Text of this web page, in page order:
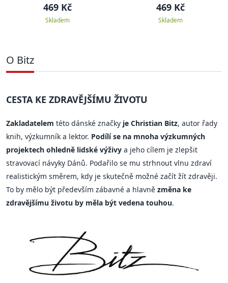
469 Kč
Skladem
469 Kč
Skladem
O Bitz
CESTA KE ZDRAVĚJŠÍMU ŽIVOTU
Zakladatelem této dánské značky je Christian Bitz, autor řady
knih, výzkumník a lektor. Podílí se na mnoha výzkumných
projektech ohledně lidské výživy a jeho cílem je zlepšit
stravovací návyky Dánů. Podařilo se mu strhnout vlnu zdraví
realistickým směrem, kdy je skutečně možné začít žít zdravěji.
To by mělo být především zábavné a hlavně změna ke
zdravějšímu životu by měla být vedena touhou.